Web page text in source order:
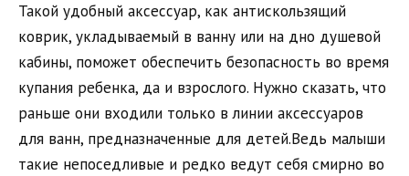
Такой удобный аксессуар, как антискользящий
коврик, укладываемый в ванну или на дно душевой
кабины, поможет обеспечить безопасность во время
купания ребенка, да и взрослого. Нужно сказать, что
раньше они входили только в линии аксессуаров
для ванн, предназначенные для детей.Ведь малыши
такие непоседливые и редко ведут себя смирно во